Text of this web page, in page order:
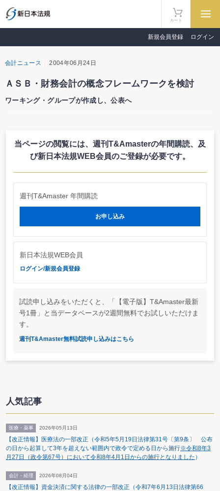
カート
新規会員登録 ログイン
会計ニュース 2004年06月24日
ＡＳＢ・財務会計の概念フレームワークを検討
ワーキング・グループが作成し、公表へ
「財務会計の概念フレームワーク」とは、財務会計の様々な概念を整理するた
めに取りまとめられたもの。現段階では、概念フレームワークのワーキング・
グループが作成したものに過ぎず、ＡＳＢとしての見解をまとめたものではな
なることは大いに予想できるだけに、会計専門家の注目度は高い。
① 財務報告の目的
② 会計情報の質的特性
な潮流を意識したものとなっている。
の点、斎藤静樹ＡＳＢ委員長は「企業会計原則との関係を正面きって説明する
当ページの閲覧には、週刊T&Amasterの年間購読、 及
び新日本法規WEB会員のご登録が必要です。
週刊T&Amaster 年間購読
お申し込み
新日本法規WEB会員
ログイン/新規会員登録
試読申し込みをいただくと、「【電子版】T&Amaster最新
号1冊」と当データベースが2週間無料でお試しいただけま
す。
週刊T&Amaster無料試読申し込みはこちら
人気記事
医療・薬事 2026年05月13日
【改正情報】医療法の一部改正（令和5年5月19日法律第31号〔第9条〕 公布
の日から起算して3年を超えない範囲内で政令で定める日から施行※令和8年3
月27日（政令第67号）において令和8年4月1日からの施行となりました ）
会計・経理 2026年08月04日
【改正情報】資金決済に関する法律の一部改正（令和7年6月13日法律第66